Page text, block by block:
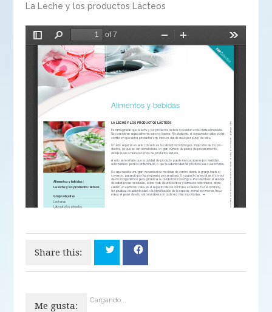
La Leche y los productos Lácteos
Share this:
Me gusta:
Cargando...